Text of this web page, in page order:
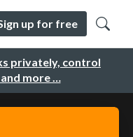
privately, control
more …
up for free